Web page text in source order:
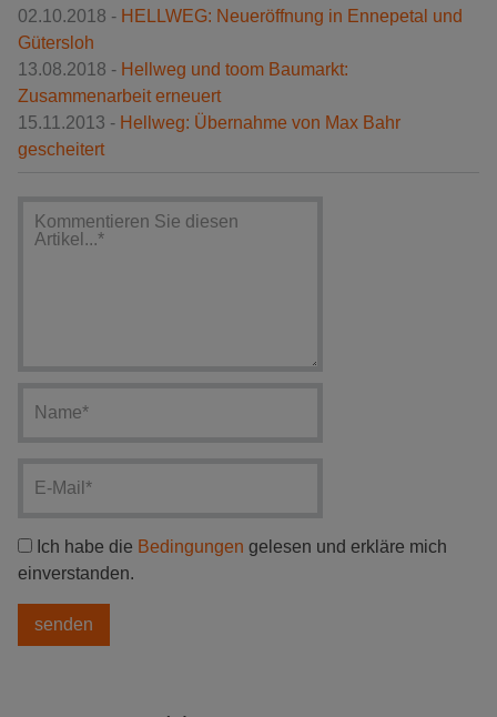
02.10.2018 - HELLWEG: Neueröffnung in Ennepetal und
Gütersloh
13.08.2018 - Hellweg und toom Baumarkt:
Zusammenarbeit erneuert
15.11.2013 - Hellweg: Übernahme von Max Bahr
gescheitert
Ich habe die Bedingungen gelesen und erkläre mich
einverstanden.